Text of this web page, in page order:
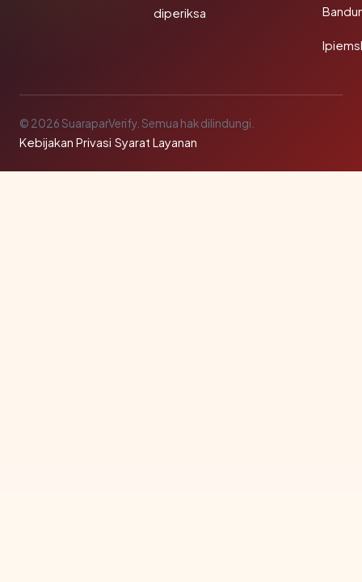
diperiksa
© 2026 SuaraparVerify. Semua hak dilindungi.
Kebijakan Privasi·Syarat Layanan